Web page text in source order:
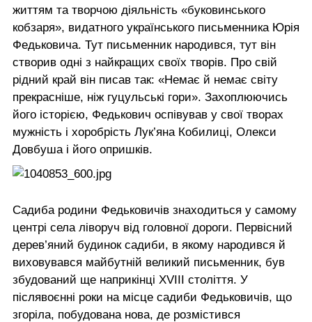
життям та творчою діяльність «буковинського
кобзаря», видатного українського письменника Юрія
Федьковича. Тут письменник народився, тут він
створив одні з найкращих своїх творів. Про свій
рідний край він писав так: «Немає й немає світу
прекрасніше, ніж гуцульські гори». Захоплюючись
його історією, Федькович оспівував у свої творах
мужність і хоробрість Лук’яна Кобилиці, Олекси
Довбуша і його опришків.
Садиба родини Федьковичів знаходиться у самому
центрі села ліворуч від головної дороги. Первісний
дерев’яний будинок садиби, в якому народився й
виховувався майбутній великий письменник, був
збудований ще наприкінці ХVІІІ століття. У
післявоєнні роки на місце садиби Федьковичів, що
згоріла, побудована нова, де розмістився